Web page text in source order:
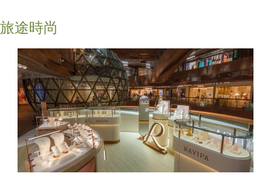
旅途時尚